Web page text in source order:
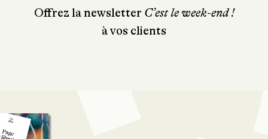
Offrez la newsletter Cʼest le week-end !
à vos clients